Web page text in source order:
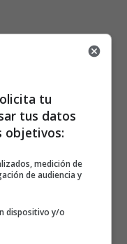
tu
tus datos
objetivos:
medición de
de audiencia y
dispositivo y/o